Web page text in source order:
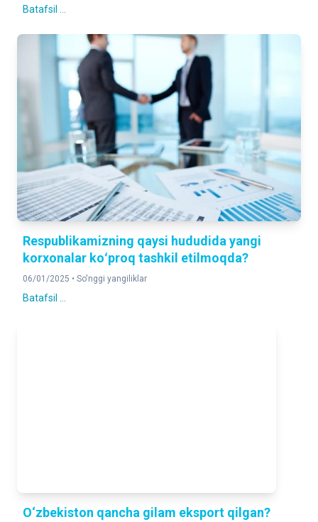
Batafsil ...
Respublikamizning qaysi hududida yangi
korxonalar koʻproq tashkil etilmoqda?
06/01/2025 • So'nggi yangiliklar
Batafsil ...
O‘zbekiston qancha gilam eksport qilgan?